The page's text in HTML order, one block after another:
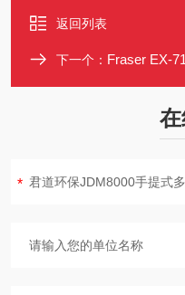
返回列表
下一个： Fraser EX-